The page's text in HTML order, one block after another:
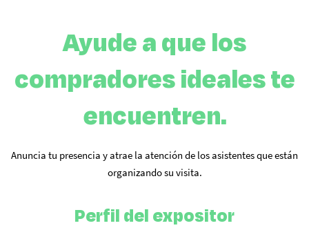
Ayude a que los
compradores ideales te
encuentren.
Anuncia tu presencia y atrae la atención de los asistentes que están
organizando su visita.
Perfil del expositor